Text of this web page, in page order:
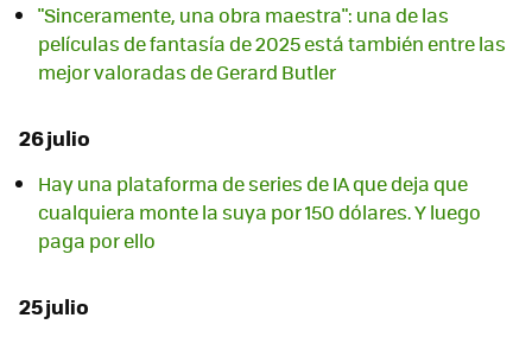
"Sinceramente, una obra maestra": una de las
películas de fantasía de 2025 está también entre las
mejor valoradas de Gerard Butler
26 julio
Hay una plataforma de series de IA que deja que
cualquiera monte la suya por 150 dólares. Y luego
paga por ello
25 julio